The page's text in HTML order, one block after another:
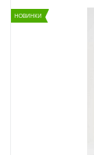
НОВИНКИ